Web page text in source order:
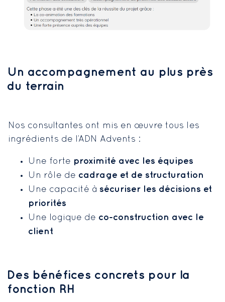
Un accompagnement au plus près
du terrain
Nos consultantes ont mis en œuvre tous les
ingrédients de l’ADN Advents :
Une forte proximité avec les équipes
Un rôle de cadrage et de structuration
Une capacité à sécuriser les décisions et
priorités
Une logique de co-construction avec le
client
Des bénéfices concrets pour la
fonction RH